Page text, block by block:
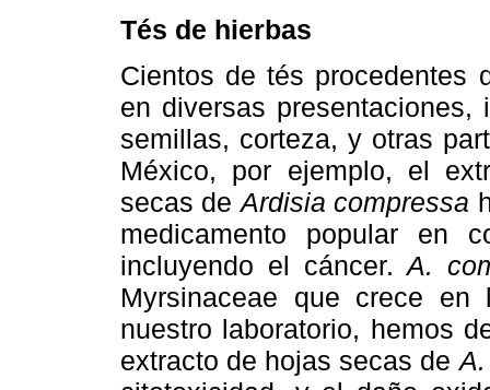
Tés de hierbas
Cientos de tés procedentes
en diversas
semillas, corteza, y otras
México, por ejemplo, el
secas deArdisia compressa
medicamento popular en
incluyendo el cáncer.A.
Myrsinaceae que crece
nuestro laboratorio, hemos
extracto de hojas secas de